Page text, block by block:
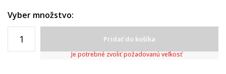
Vyber množstvo:
Pridať do košíka
Je potrebné zvoliť požadovanú veľkosť